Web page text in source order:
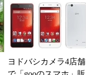
ヨドバシカメラ4店舗